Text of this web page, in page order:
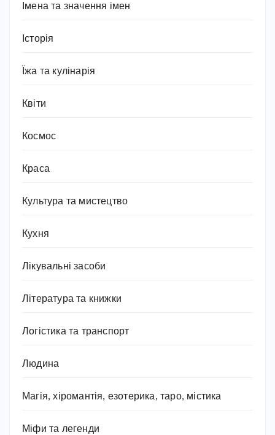
Імена та значення імен
Історія
Їжа та кулінарія
Квіти
Космос
Краса
Культура та мистецтво
Кухня
Лікувальні засоби
Література та книжки
Логістика та транспорт
Людина
Магія, хіромантія, езотерика, таро, містика
Міфи та легенди